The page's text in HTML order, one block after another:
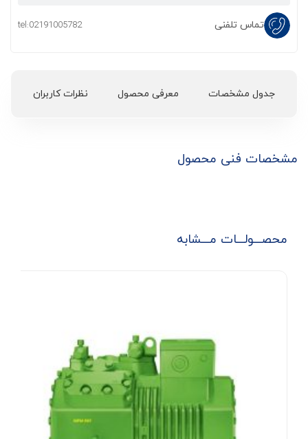
تماس تلفنی tel:02191005782
جدول مشخصات معرفی محصول نظرات کاربران
مشخصات فنی محصول
محصـــولـــات مـــشابه